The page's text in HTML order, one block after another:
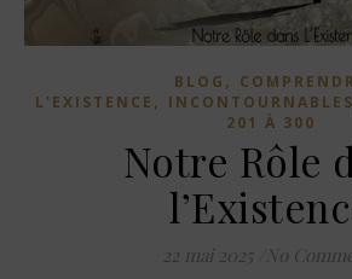
BLOG ,
L'EXISTENCE , INCONTOURNABLES
201 À 300
Notre Rôle
22 mai 2025 No